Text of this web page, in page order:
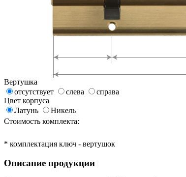
Вертушка
отсутствует
слева
справа
Цвет корпуса
Латунь
Никель
Стоимость комплекта:
* комплектация ключ - вертушок
Описание продукции